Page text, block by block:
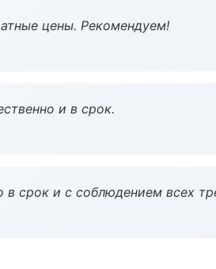
цены. Рекомендуем!
и в срок.
в срок и с соблюдением всех